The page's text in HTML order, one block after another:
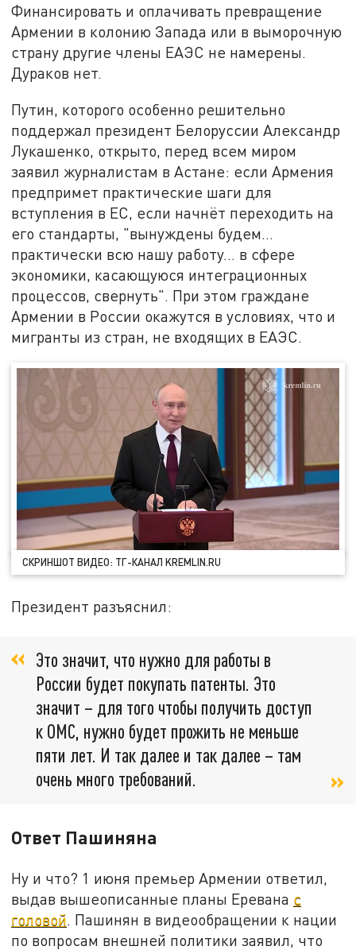
Финансировать и оплачивать превращение
Армении в колонию Запада или в выморочную
страну другие члены ЕАЭС не намерены.
Дураков нет.
Путин, которого особенно решительно
поддержал президент Белоруссии Александр
Лукашенко, открыто, перед всем миром
заявил журналистам в Астане: если Армения
предпримет практические шаги для
вступления в ЕС, если начнёт переходить на
его стандарты, "вынуждены будем…
практически всю нашу работу… в сфере
экономики, касающуюся интеграционных
процессов, свернуть". При этом граждане
Армении в России окажутся в условиях, что и
мигранты из стран, не входящих в ЕАЭС.
СКРИНШОТ ВИДЕО: ТГ-КАНАЛ KREMLIN.RU
Президент разъяснил:
Это значит, что нужно для работы в
России будет покупать патенты. Это
значит – для того чтобы получить доступ
к ОМС, нужно будет прожить не меньше
пяти лет. И так далее и так далее – там
очень много требований.
Ответ Пашиняна
Ну и что? 1 июня премьер Армении ответил,
выдав вышеописанные планы Еревана с
головой. Пашинян в видеообращении к нации
по вопросам внешней политики заявил, что